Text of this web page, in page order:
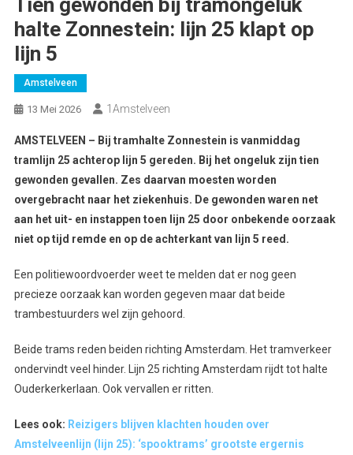
halte Zonnestein: lijn 25 klapt op
lijn 5
Amstelveen
13 Mei 2026 1Amstelveen
AMSTELVEEN – Bij tramhalte Zonnestein is vanmiddag
tramlijn 25 achterop lijn 5 gereden. Bij het ongeluk zijn tien
gewonden gevallen. Zes daarvan moesten worden
overgebracht naar het ziekenhuis. De gewonden waren net
aan het uit- en instappen toen lijn 25 door onbekende oorzaak
niet op tijd remde en op de achterkant van lijn 5 reed.
Een politiewoordvoerder weet te melden dat er nog geen
precieze oorzaak kan worden gegeven maar dat beide
trambestuurders wel zijn gehoord.
Beide trams reden beiden richting Amsterdam. Het tramverkeer
ondervindt veel hinder. Lijn 25 richting Amsterdam rijdt tot halte
Ouderkerkerlaan. Ook vervallen er ritten.
Lees ook: Reizigers blijven klachten houden over
Amstelveenlijn (lijn 25): ‘spooktrams’ grootste ergernis